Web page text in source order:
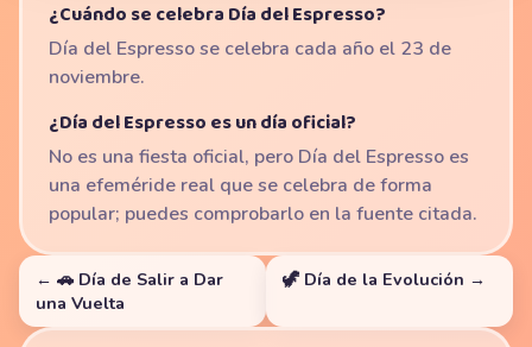
¿Cuándo se celebra Día del Espresso?
Día del Espresso se celebra cada año el 23 de
noviembre.
¿Día del Espresso es un día oficial?
No es una fiesta oficial, pero Día del Espresso es
una efeméride real que se celebra de forma
popular; puedes comprobarlo en la fuente citada.
← 🚗 Día de Salir a Dar
una Vuelta
🦖 Día de la Evolución →